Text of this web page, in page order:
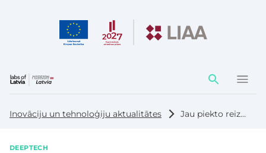
Darbības
elementi
Inovāciju un tehnoloģiju aktualitātes Jau piekto reizi notiks zinātņietilpīgo tehnoloģiju konference Deep Tech Atelier
DEEPTECH